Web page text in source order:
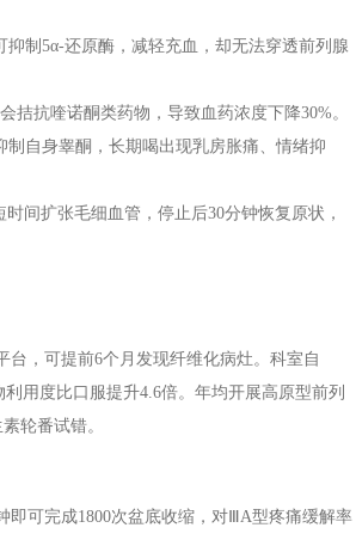
制5α-还原酶，减轻充血，却无法穿透前列腺
拮抗喹诺酮类药物，导致血药浓度下降30%。
制自身睾酮，长期喝出现乳房胀痛、情绪抑
间扩张毛细血管，停止后30分钟恢复原状，
台，可提前6个月发现纤维化病灶。科室自
用度比口服提升4.6倍。年均开展高原型前列
轮番试错。
即可完成1800次盆底收缩，对ⅢA型疼痛缓解率